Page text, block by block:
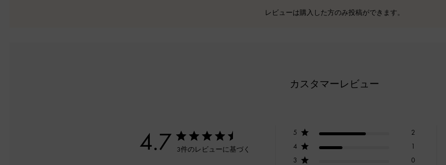
レビューは購入した方のみ投稿ができます。
カスタマーレビュー
4.7 3件のレビューに基づく
5
2
4
1
3
0